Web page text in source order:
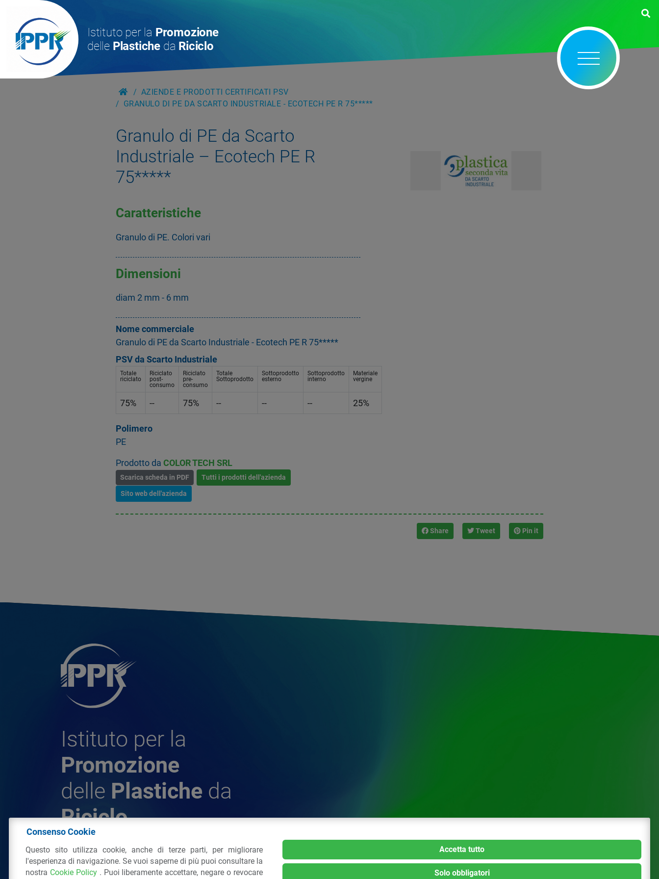
Istituto per la Promozione
delle Plastiche da Riciclo
AZIENDE E PRODOTTI CERTIFICATI PSV
GRANULO DI PE DA SCARTO INDUSTRIALE - ECOTECH PE R 75*****
Granulo di PE da Scarto
Industriale – Ecotech PE R
75*****
Caratteristiche
Granulo di PE. Colori vari
Dimensioni
diam 2 mm - 6 mm
Nome commerciale
Granulo di PE da Scarto Industriale - Ecotech PE R 75*****
PSV da Scarto Industriale
Totale
riciclato
Riciclato
post-
consumo
Riciclato
pre-
consumo
Totale
Sottoprodotto
Sottoprodotto
esterno
Sottoprodotto
interno
Materiale
vergine
75% -- 75% -- -- -- 25%
Polimero
PE
Prodotto da COLOR TECH SRL
Scarica scheda in PDF Tutti i prodotti dell'azienda
Sito web dell'azienda
Share Tweet Pin it
Istituto per la
Promozione
delle Plastiche da
Riciclo
© 2026 - IPPR Istituto per la Promozione delle Plastiche
da Riciclo
Consenso Cookie
Questo sito utilizza cookie, anche di terze parti, per migliorare
l'esperienza di navigazione. Se vuoi saperne di più puoi consultare la
nostra Cookie Policy . Puoi liberamente accettare, negare o revocare
Accetta tutto
Solo obbligatori